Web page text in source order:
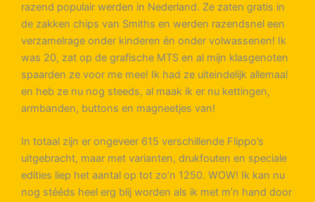
razend populair werden in Nederland. Ze zaten gratis in
de zakken chips van Smiths en werden razendsnel een
verzamelrage onder kinderen én onder volwassenen! Ik
was 20, zat op de grafische MTS en al mijn klasgenoten
spaarden ze voor me mee! Ik had ze uiteindelijk allemaal
en heb ze nu nog steeds, al maak ik er nu kettingen,
armbanden, buttons en magneetjes van!
In totaal zijn er ongeveer 615 verschillende Flippo’s
uitgebracht, maar met varianten, drukfouten en speciale
edities liep het aantal op tot zo’n 1250. WOW! Ik kan nu
nog stééds heel erg blij worden als ik met m’n hand door